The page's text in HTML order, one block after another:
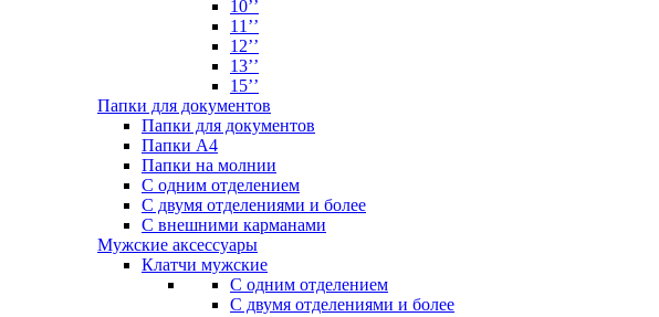
10’’
11’’
12’’
13’’
15’’
Папки для документов
Папки для документов
Папки А4
Папки на молнии
С одним отделением
С двумя отделениями и более
С внешними карманами
Мужские аксессуары
Клатчи мужские
С одним отделением
С двумя отделениями и более